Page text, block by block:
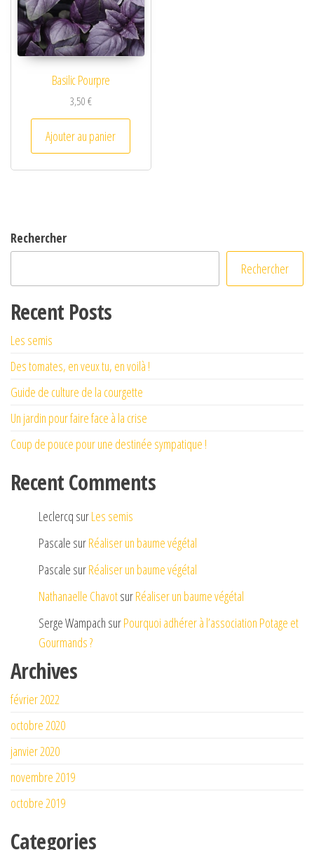
Basilic Pourpre
3,50€
Ajouter au panier
Rechercher
Rechercher
Recent Posts
Les semis
Des tomates, en veux tu, en voilà !
Guide de culture de la courgette
Un jardin pour faire face à la crise
Coup de pouce pour une destinée sympatique !
Recent Comments
Leclercq surLes semis
Pascale surRéaliser un baume végétal
Pascale surRéaliser un baume végétal
Nathanaelle ChavotsurRéaliser un baume végétal
Serge Wampach surPourquoi adhérer à l’association Potage et
Gourmands ?
Archives
février 2022
octobre 2020
janvier 2020
novembre 2019
octobre 2019
Categories